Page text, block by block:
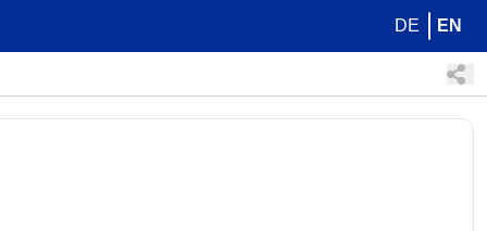
DE EN